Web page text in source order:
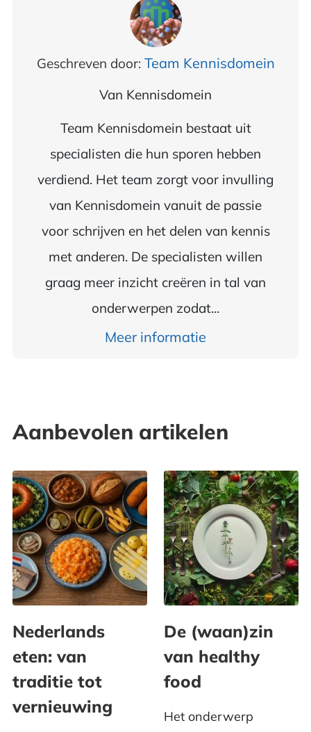
Geschreven door: Team Kennisdomein
Van Kennisdomein
Team Kennisdomein bestaat uit
specialisten die hun sporen hebben
verdiend. Het team zorgt voor invulling
van Kennisdomein vanuit de passie
voor schrijven en het delen van kennis
met anderen. De specialisten willen
graag meer inzicht creëren in tal van
onderwerpen zodat...
Meer informatie
Aanbevolen artikelen
Nederlands
eten: van
traditie tot
vernieuwing
De (waan)zin
van healthy
food
Het onderwerp